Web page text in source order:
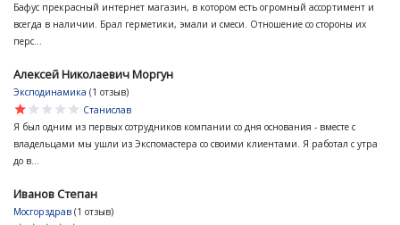
Бафус прекрасный интернет магазин, в котором есть огромный ассортимент и
всегда в наличии. Брал герметики, эмали и смеси. Отношение со стороны их
перс...
Алексей Николаевич Моргун
Эксподинамика (1 отзыв)
star
star
star
star
star
Станислав
Я был одним из первых сотрудников компании со дня основания - вместе с
владельцами мы ушли из Экспомастера со своими клиентами. Я работал с утра
до в...
Иванов Степан
Мосгорздрав (1 отзыв)